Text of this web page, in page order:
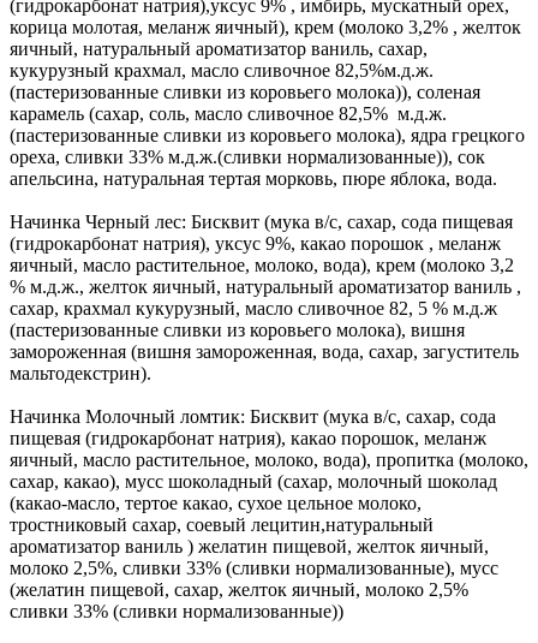
(гидрокарбонат натрия),уксус 9% , имбирь, мускатный орех,
корица молотая, меланж яичный), крем (молоко 3,2% , желток
яичный, натуральный ароматизатор ваниль, сахар,
кукурузный крахмал, масло сливочное 82,5%м.д.ж.
(пастеризованные сливки из коровьего молока)), соленая
карамель (сахар, соль, масло сливочное 82,5% м.д.ж.
(пастеризованные сливки из коровьего молока), ядра грецкого
ореха, сливки 33% м.д.ж.(сливки нормализованные)), сок
апельсина, натуральная тертая морковь, пюре яблока, вода.
Начинка Черный лес: Бисквит (мука в/с, сахар, сода пищевая
(гидрокарбонат натрия), уксус 9%, какао порошок , меланж
яичный, масло растительное, молоко, вода), крем (молоко 3,2
% м.д.ж., желток яичный, натуральный ароматизатор ваниль ,
сахар, крахмал кукурузный, масло сливочное 82, 5 % м.д.ж
(пастеризованные сливки из коровьего молока), вишня
замороженная (вишня замороженная, вода, сахар, загуститель
мальтодекстрин).
Начинка Молочный ломтик: Бисквит (мука в/с, сахар, сода
пищевая (гидрокарбонат натрия), какао порошок, меланж
яичный, масло растительное, молоко, вода), пропитка (молоко,
сахар, какао), мусс шоколадный (сахар, молочный шоколад
(какао-масло, тертое какао, сухое цельное молоко,
тростниковый сахар, соевый лецитин,натуральный
ароматизатор ваниль ) желатин пищевой, желток яичный,
молоко 2,5%, сливки 33% (сливки нормализованные), мусс
(желатин пищевой, сахар, желток яичный, молоко 2,5%
сливки 33% (сливки нормализованные))